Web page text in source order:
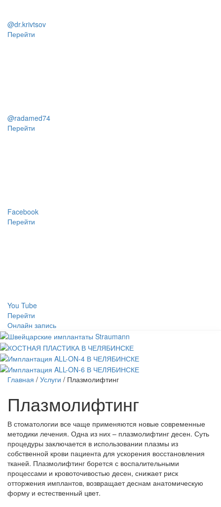
@dr.krivtsov
Перейти
@radamed74
Перейти
Facebook
Перейти
You Tube
Перейти
Онлайн запись
Главная / Услуги / Плазмолифтинг
Плазмолифтинг
В стоматологии все чаще применяются новые современные
методики лечения. Одна из них – плазмолифтинг десен. Суть
процедуры заключается в использовании плазмы из
собственной крови пациента для ускорения восстановления
тканей. Плазмолифтинг борется с воспалительными
процессами и кровоточивостью десен, снижает риск
отторжения имплантов, возвращает деснам анатомическую
форму и естественный цвет.